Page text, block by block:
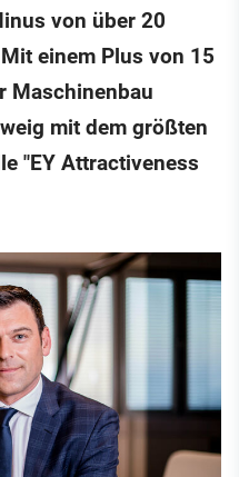
von über 20
einem Plus von 15
Maschinenbau
mit dem größten
"EY Attractiveness